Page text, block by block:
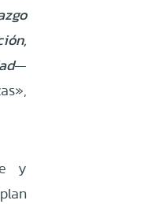
—
y